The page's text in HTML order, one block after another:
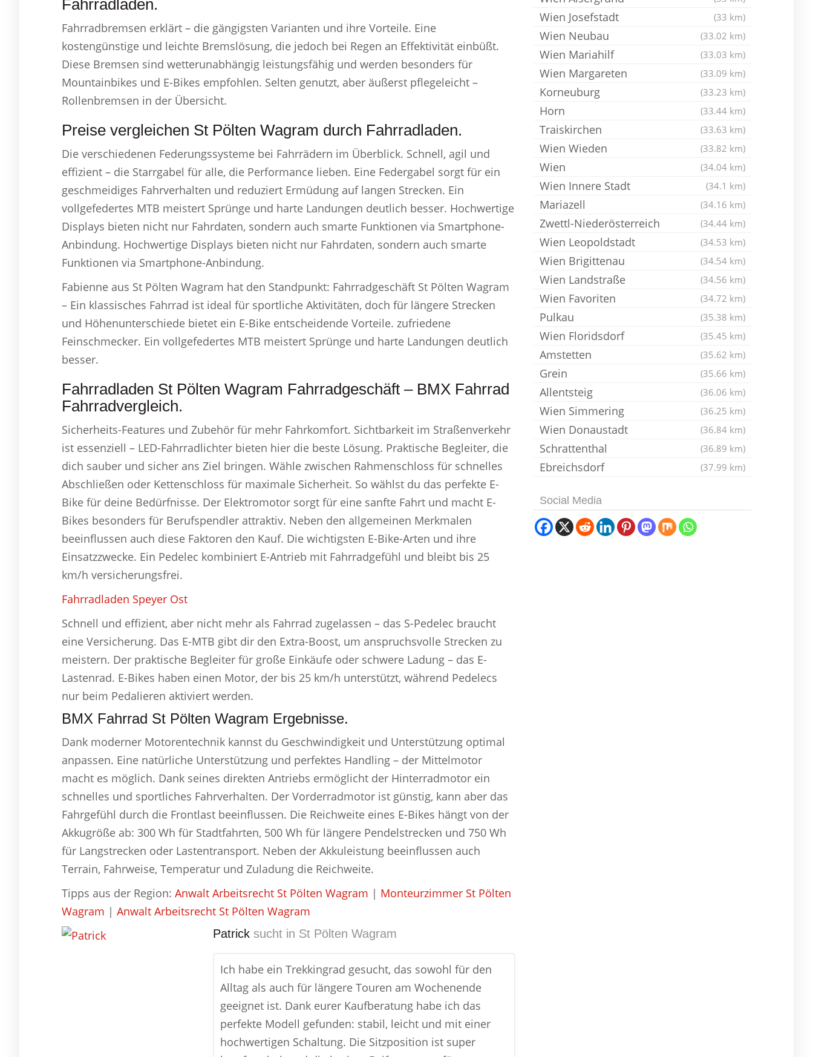
Fahrradladen.
Fahrradbremsen erklärt – die gängigsten Varianten und ihre Vorteile. Eine
kostengünstige und leichte Bremslösung, die jedoch bei Regen an Effektivität einbüßt.
Diese Bremsen sind wetterunabhängig leistungsfähig und werden besonders für
Mountainbikes und E-Bikes empfohlen. Selten genutzt, aber äußerst pflegeleicht –
Rollenbremsen in der Übersicht.
Preise vergleichen St Pölten Wagram durch Fahrradladen.
Die verschiedenen Federungssysteme bei Fahrrädern im Überblick. Schnell, agil und
effizient – die Starrgabel für alle, die Performance lieben. Eine Federgabel sorgt für ein
geschmeidiges Fahrverhalten und reduziert Ermüdung auf langen Strecken. Ein
vollgefedertes MTB meistert Sprünge und harte Landungen deutlich besser. Hochwertige
Displays bieten nicht nur Fahrdaten, sondern auch smarte Funktionen via Smartphone-
Anbindung. Hochwertige Displays bieten nicht nur Fahrdaten, sondern auch smarte
Funktionen via Smartphone-Anbindung.
Fabienne aus St Pölten Wagram hat den Standpunkt: Fahrradgeschäft St Pölten Wagram
– Ein klassisches Fahrrad ist ideal für sportliche Aktivitäten, doch für längere Strecken
und Höhenunterschiede bietet ein E-Bike entscheidende Vorteile. zufriedene
Feinschmecker. Ein vollgefedertes MTB meistert Sprünge und harte Landungen deutlich
besser.
Fahrradladen St Pölten Wagram Fahrradgeschäft – BMX Fahrrad
Fahrradvergleich.
Sicherheits-Features und Zubehör für mehr Fahrkomfort. Sichtbarkeit im Straßenverkehr
ist essenziell – LED-Fahrradlichter bieten hier die beste Lösung. Praktische Begleiter, die
dich sauber und sicher ans Ziel bringen. Wähle zwischen Rahmenschloss für schnelles
Abschließen oder Kettenschloss für maximale Sicherheit. So wählst du das perfekte E-
Bike für deine Bedürfnisse. Der Elektromotor sorgt für eine sanfte Fahrt und macht E-
Bikes besonders für Berufspendler attraktiv. Neben den allgemeinen Merkmalen
beeinflussen auch diese Faktoren den Kauf. Die wichtigsten E-Bike-Arten und ihre
Einsatzzwecke. Ein Pedelec kombiniert E-Antrieb mit Fahrradgefühl und bleibt bis 25
km/h versicherungsfrei.
Fahrradladen Speyer Ost
Schnell und effizient, aber nicht mehr als Fahrrad zugelassen – das S-Pedelec braucht
eine Versicherung. Das E-MTB gibt dir den Extra-Boost, um anspruchsvolle Strecken zu
meistern. Der praktische Begleiter für große Einkäufe oder schwere Ladung – das E-
Lastenrad. E-Bikes haben einen Motor, der bis 25 km/h unterstützt, während Pedelecs
nur beim Pedalieren aktiviert werden.
BMX Fahrrad St Pölten Wagram Ergebnisse.
Dank moderner Motorentechnik kannst du Geschwindigkeit und Unterstützung optimal
anpassen. Eine natürliche Unterstützung und perfektes Handling – der Mittelmotor
macht es möglich. Dank seines direkten Antriebs ermöglicht der Hinterradmotor ein
schnelles und sportliches Fahrverhalten. Der Vorderradmotor ist günstig, kann aber das
Fahrgefühl durch die Frontlast beeinflussen. Die Reichweite eines E-Bikes hängt von der
Akkugröße ab: 300 Wh für Stadtfahrten, 500 Wh für längere Pendelstrecken und 750 Wh
für Langstrecken oder Lastentransport. Neben der Akkuleistung beeinflussen auch
Terrain, Fahrweise, Temperatur und Zuladung die Reichweite.
Tipps aus der Region: Anwalt Arbeitsrecht St Pölten Wagram | Monteurzimmer St Pölten
Wagram | Anwalt Arbeitsrecht St Pölten Wagram
Patrick sucht in St Pölten Wagram
Ich habe ein Trekkingrad gesucht, das sowohl für den
Alltag als auch für längere Touren am Wochenende
geeignet ist. Dank eurer Kaufberatung habe ich das
perfekte Modell gefunden: stabil, leicht und mit einer
hochwertigen Schaltung. Die Sitzposition ist super
Wien Josefstadt (33 km)
Wien Neubau (33.02 km)
Wien Mariahilf (33.03 km)
Wien Margareten (33.09 km)
Korneuburg (33.23 km)
Horn (33.44 km)
Traiskirchen (33.63 km)
Wien Wieden (33.82 km)
Wien (34.04 km)
Wien Innere Stadt (34.1 km)
Mariazell (34.16 km)
Zwettl-Niederösterreich (34.44 km)
Wien Leopoldstadt (34.53 km)
Wien Brigittenau (34.54 km)
Wien Landstraße (34.56 km)
Wien Favoriten (34.72 km)
Pulkau (35.38 km)
Wien Floridsdorf (35.45 km)
Amstetten (35.62 km)
Grein (35.66 km)
Allentsteig (36.06 km)
Wien Simmering (36.25 km)
Wien Donaustadt (36.84 km)
Schrattenthal (36.89 km)
Ebreichsdorf (37.99 km)
Social Media